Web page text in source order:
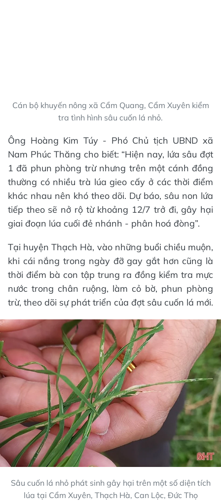
Cán bộ khuyến nông xã Cẩm Quang, Cẩm Xuyên kiểm
tra tình hình sâu cuốn lá nhỏ.
Ông Hoàng Kim Túy - Phó Chủ tịch UBND xã
Nam Phúc Thăng cho biết: “Hiện nay, lứa sâu đợt
1 đã phun phòng trừ nhưng trên một cánh đồng
thường có nhiều trà lúa gieo cấy ở các thời điểm
khác nhau nên khó theo dõi. Dự báo, sâu non lứa
tiếp theo sẽ nở rộ từ khoảng 12/7 trở đi, gây hại
giai đoạn lúa cuối đẻ nhánh - phân hoá đòng”.
Tại huyện Thạch Hà, vào những buổi chiều muộn,
khi cái nắng trong ngày đỡ gay gắt hơn cũng là
thời điểm bà con tập trung ra đồng kiểm tra mực
nước trong chân ruộng, làm cỏ bờ, phun phòng
trừ, theo dõi sự phát triển của đợt sâu cuốn lá mới.
Sâu cuốn lá nhỏ phát sinh gây hại trên một số diện tích
lúa tại Cẩm Xuyên, Thạch Hà, Can Lộc, Đức Thọ